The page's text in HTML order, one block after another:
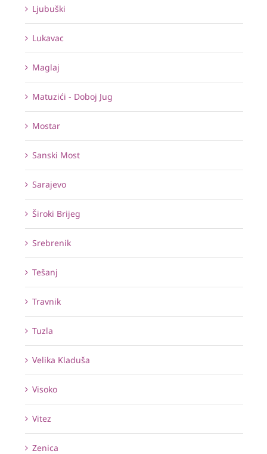
Ljubuški
Lukavac
Maglaj
Matuzići - Doboj Jug
Mostar
Sanski Most
Sarajevo
Široki Brijeg
Srebrenik
Tešanj
Travnik
Tuzla
Velika Kladuša
Visoko
Vitez
Zenica